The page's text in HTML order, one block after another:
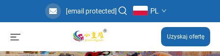
[email protected] PL
Uzyskaj ofertę